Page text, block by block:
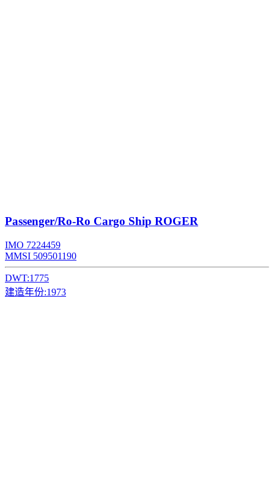
Passenger/Ro-Ro Cargo Ship ROGER
IMO 7224459
MMSI 509501190
DWT:1775
建造年份:1973